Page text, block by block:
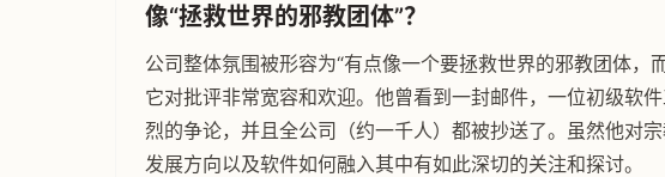
像“拯救世界的邪教团体”？
公司整体氛围被形容为“有点像一个要拯救世界的邪教团体，
它对批评非常宽容和欢迎。他曾看到一封邮件，一位初级软
烈的争论，并且全公司（约一千人）都被抄送了。虽然他对
发展方向以及软件如何融入其中有如此深切的关注和探讨。